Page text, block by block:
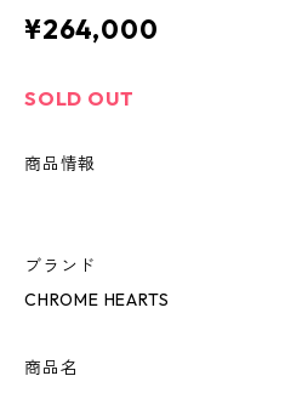
¥264,000
SOLD OUT
商品情報
ブランド
CHROME HEARTS
商品名